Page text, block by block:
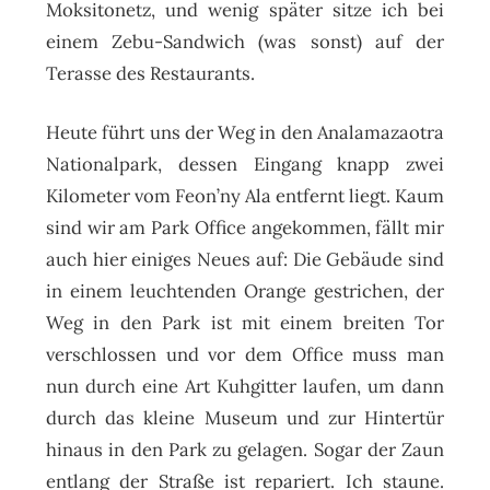
Moksitonetz, und wenig später sitze ich bei
einem Zebu-Sandwich (was sonst) auf der
Terasse des Restaurants.
Heute führt uns der Weg in den Analamazaotra
Nationalpark, dessen Eingang knapp zwei
Kilometer vom Feon’ny Ala entfernt liegt. Kaum
sind wir am Park Office angekommen, fällt mir
auch hier einiges Neues auf: Die Gebäude sind
in einem leuchtenden Orange gestrichen, der
Weg in den Park ist mit einem breiten Tor
verschlossen und vor dem Office muss man
nun durch eine Art Kuhgitter laufen, um dann
durch das kleine Museum und zur Hintertür
hinaus in den Park zu gelagen. Sogar der Zaun
entlang der Straße ist repariert. Ich staune.